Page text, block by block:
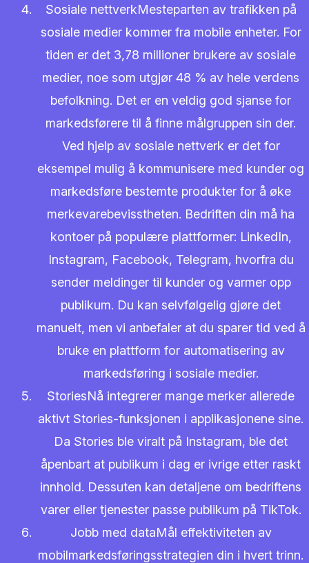
Sosiale nettverkMesteparten av trafikken på
sosiale medier kommer fra mobile enheter. For
tiden er det 3,78 millioner brukere av sosiale
medier, noe som utgjør 48 % av hele verdens
befolkning. Det er en veldig god sjanse for
markedsførere til å finne målgruppen sin der.
Ved hjelp av sosiale nettverk er det for
eksempel mulig å kommunisere med kunder og
markedsføre bestemte produkter for å øke
merkevarebevisstheten. Bedriften din må ha
kontoer på populære plattformer: LinkedIn,
Instagram, Facebook, Telegram, hvorfra du
sender meldinger til kunder og varmer opp
publikum. Du kan selvfølgelig gjøre det
manuelt, men vi anbefaler at du sparer tid ved å
bruke en plattform for automatisering av
markedsføring i sosiale medier.
StoriesNå integrerer mange merker allerede
aktivt Stories-funksjonen i applikasjonene sine.
Da Stories ble viralt på Instagram, ble det
åpenbart at publikum i dag er ivrige etter raskt
innhold. Dessuten kan detaljene om bedriftens
varer eller tjenester passe publikum på TikTok.
Jobb med dataMål effektiviteten av
mobilmarkedsføringsstrategien din i hvert trinn.